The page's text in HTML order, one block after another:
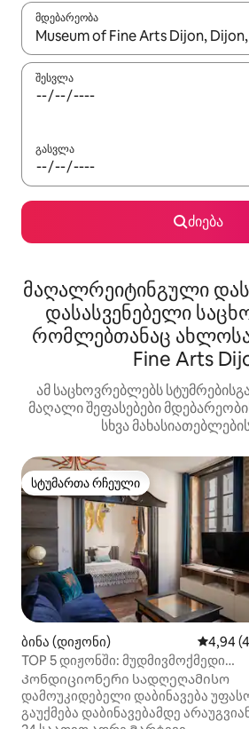
მდებარეობა
როცა შედეგები ხელმისაწვდომი
შესვლა
გასვლა
ძიება
მაღალრეიტინგული
დასასვენებელი
რომლებთანაც
Fine Arts
ამ საცხოვრებლებს
მაღალი შეფასებები
სხვა
სტუმართა რჩეული
სტუმართა რჩეული
ბინა (დიჟონი)
4,94
TOP 5 დიჟონში: მუდმივმოქმედი
აპარტამენტი/საკათედრო ტაძრის
ხედი
Კონდიციონერი სადღეღამისო
დამოუკიდებელი დაბინავება
გაუქმება დაბინავებამდე